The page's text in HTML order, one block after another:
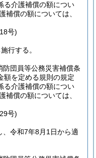
る介護補償の額につい
補償の額については、
号)
行する。
防団員等公務災害補償条
額を定める規則の規定
る介護補償の額につい
補償の額については、
号)
、令和7年8月1日から適